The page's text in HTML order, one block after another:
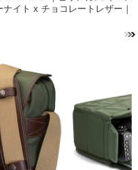
イト x チョコレートレザー｜